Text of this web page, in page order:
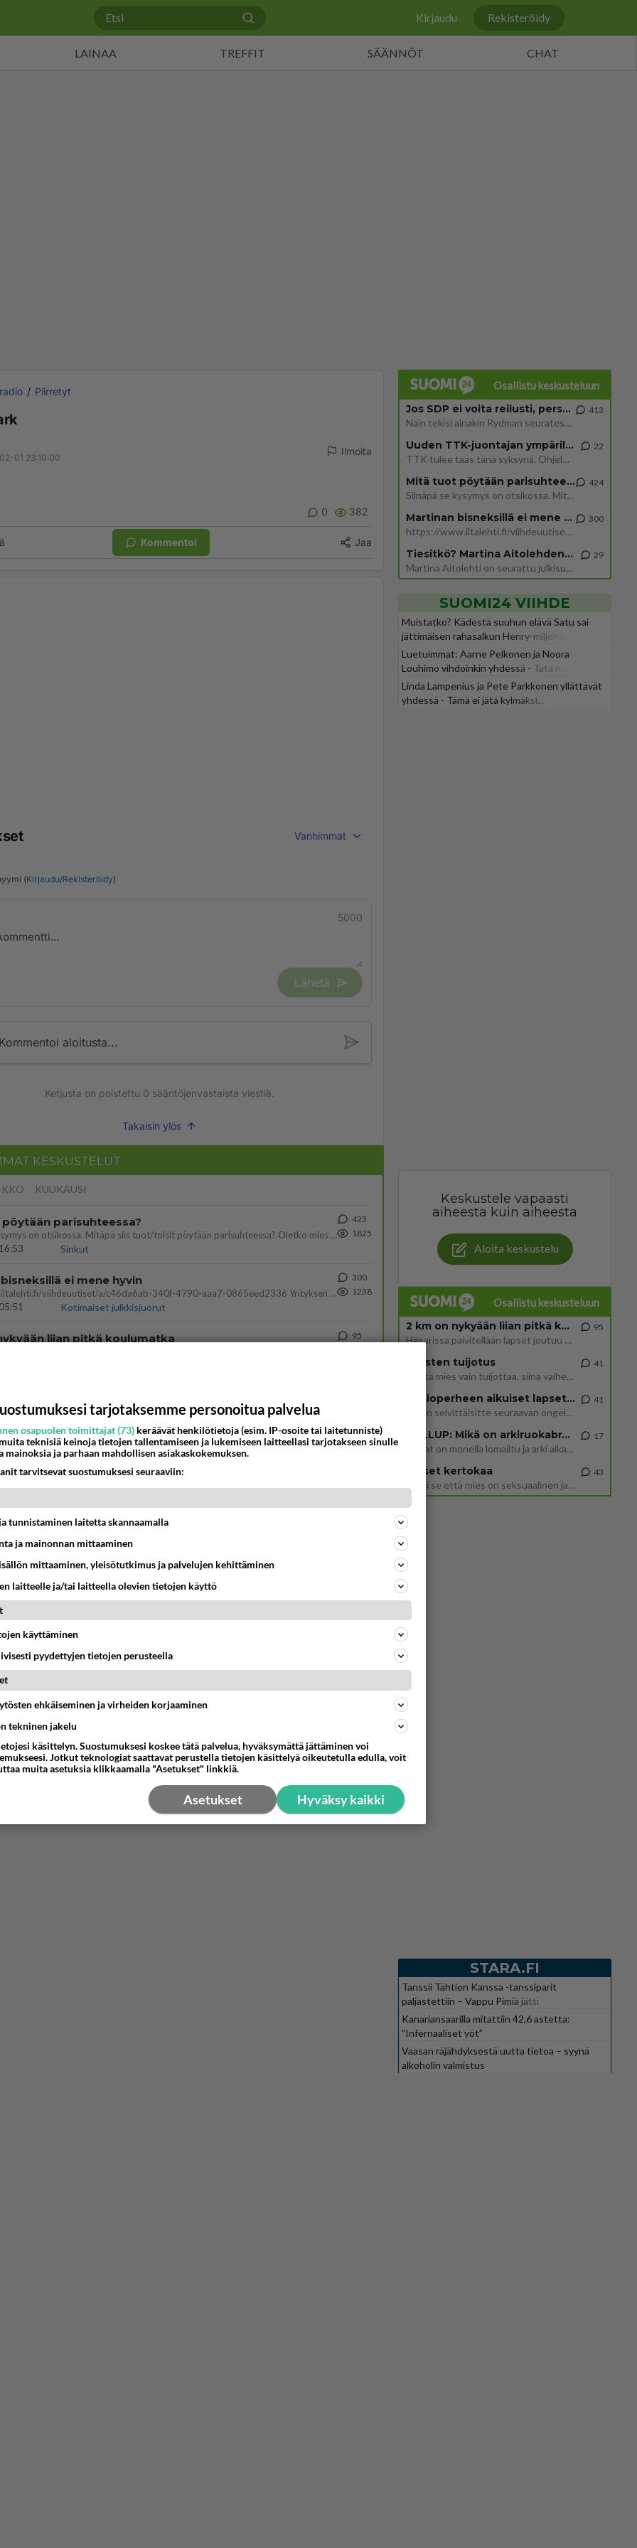
Kirjaudu Rekisteröidy
LAINAA TREFFIT SÄÄNNÖT CHAT
Piirretyt
01 23:10:00
Ilmoita
0 382
Kommentoi Jaa
Vanhimmat
(Kirjaudu/Rekisteröidy)
5000
Lähetä
Kommentoi aloitusta...
Ketjusta on poistettu 0 sääntöjenvastaista viestiä.
Takaisin ylös
KESKUSTELUT
KUUKAUSI
parisuhteessa?
Siinäpä se kysymys on otsikossa. Mitäpä siis tuot/toisit pöytään parisuhteessa? Oletko mies vai nainen? Koetko sen mitä
Sinkut
423
1825
ei mene hyvin
https://www.iltalehti.fi/viihdeuutiset/a/c46da6ab-340f-4790-aaa7-0865eed2336 Yrityksen konkurssihakemus on tullut kärä
Kotimaiset julkkisjuorut
300
1238
liian pitkä koulumatka
95
Kotimaiset julkkisjuorut
ja kaivattuasi
Ikävä
66
kun on oikea aika. Sitä ei voi mikään eikä kukaan estää <3 <3
Ikävä
on tehnyt?
Ikävä
avautui !
välit
tästä?
Ikävä
68
814
Osallistu keskusteluun
Jos SDP ei voita reilusti, persut kumoavat demokratian Suomesta
Näin tekisi ainakin Rydman seuratessaan idolinsa Trumpin mallia https://www.is.fi/politiikka/art-2000012187244.html
413
Uuden TTK-juontajan ympärillä epätietoisuus sakenee - Nyt MTV hämmentää soppaa
TTK tulee taas tänä syksynä. Ohjelman uudet tähtioppilaat julkistetaan torstaina 6. elokuuta klo 14 alkavassa lehdistö
22
Mitä tuot pöytään parisuhteessa?
Siinäpä se kysymys on otsikossa. Mitäpä siis tuot/toisit pöytään parisuhteessa? Oletko mies vai nainen? Koetko sen mitä
424
Martinan bisneksillä ei mene hyvin
https://www.iltalehti.fi/viihdeuutiset/a/c46da6ab-340f-4790-aaa7-0865eed2336 Yrityksen konkurssihakemus on tullut kärä
300
Tiesitkö? Martina Aitolehden isäpuoli on tämä suosittu laulaja
Martina Aitolehti on seurattu julkisuuden henkilö. Lähipiiriin mahtuu muitakin tunnettuja henkilöitä. Tiesitkö, että Ma
29
SUOMI24 VIIHDE
Muistatko? Kädestä suuhun elävä Satu sai
jättimäisen rahasalkun Henry-miljonääriltä
Luetuimmat: Aarne Pelkonen ja Noora
Louhimo vihdoinkin yhdessä - Tätä moni jo
odotti
Linda Lampenius ja Pete Parkkonen yllättävät
yhdessä - Tämä ei jätä kylmäksi...
Keskustele vapaasti
aiheesta kuin aiheesta
Aloita keskustelu
Osallistu keskusteluun
2 km on nykyään liian pitkä koulumatka
Hesarissa päivitellään lapset joutuu nyt kulkemaan 2 km kouluun jösses. Ruostefillarilla tuo matka menee vaikka miten äk
95
Miesten tuijotus
Mutta mies vain tuijottaa, siinä vaiheessa käännän itse pään pois. Mikä juttu? Yleensä jos joku tuijottaa tai katsoo, hä
41
Uusioperheen aikuiset lapset tyhjentää jääkaapin käydessään
Miten selvittäisitte seuraavan ongelman, meillä on uusioperhe, minulla teini-ikäiset lapset ja puolisolla aikuiset, jotk
41
GALLUP: Mikä on arkiruokabravuurisi?
Lomat on monella lomailtu ja arki alkaa. Se voi tarkoittaa myös sitä, että grillailut on grillattu ja palataan arjen ruo
17
Naiset kertokaa
Miksi se että mies on seksuaalinen ja haluaa seksiä ja te olette hänen mielestänne haluttava on vastenmielistä? Mikä sii
43
STARA.FI
Tanssii Tähtien Kanssa -tanssiparit
paljastettiin – Vappu Pimiä jätti
suosikkiohjelman
Kanariansaarilla mitattiin 42,6 astetta:
”Infernaaliset yöt”
Vaasan räjähdyksestä uutta tietoa – syynä
alkoholin valmistus
tarjotaksemme personoitua palvelua
osapuolen toimittajat (73) keräävät henkilötietoja (esim. IP-osoite tai laitetunniste)
teknisiä keinoja tietojen tallentamiseen ja lukemiseen laitteellasi tarjotakseen sinulle
ja parhaan mahdollisen asiakaskokemuksen.
tarvitsevat suostumuksesi seuraaviin:
tunnistaminen laitetta skannaamalla
ja mainonnan mittaaminen
mittaaminen, yleisötutkimus ja palvelujen kehittäminen
laitteelle ja/tai laitteella olevien tietojen käyttö
käyttäminen
pyydettyjen tietojen perusteella
ehkäiseminen ja virheiden korjaaminen
tekninen jakelu
käsittelyn. Suostumuksesi koskee tätä palvelua, hyväksymättä jättäminen voi
Jotkut teknologiat saattavat perustella tietojen käsittelyä oikeutetulla edulla, voit
muita asetuksia klikkaamalla "Asetukset" linkkiä.
Hyväksy kaikki
Asetukset